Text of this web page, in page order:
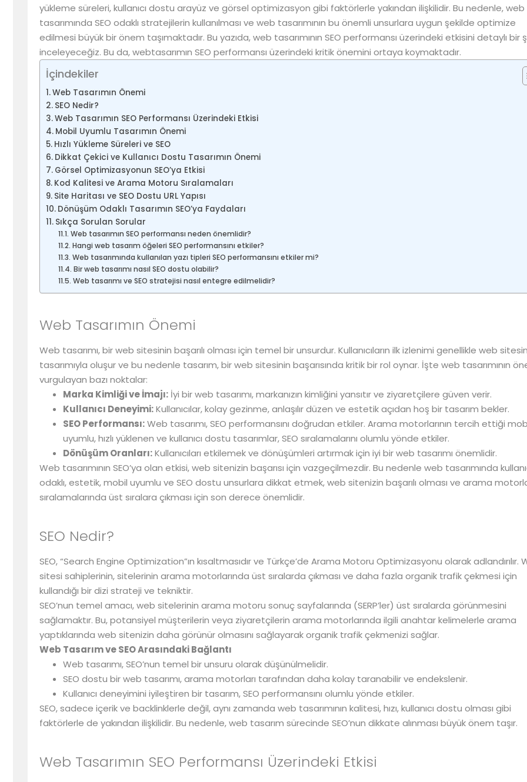
yükleme süreleri, kullanıcı dostu arayüz ve görsel optimizasyon gibi faktörlerle yakından ilişkilidir. Bu nedenle, web
tasarımında SEO odaklı stratejilerin kullanılması ve web tasarımının bu önemli unsurlara uygun şekilde optimize
edilmesi büyük bir önem taşımaktadır. Bu yazıda, web tasarımının SEO performansı üzerindeki etkisini detaylı bir
inceleyeceğiz. Bu da, webtasarımın SEO performansı üzerindeki kritik önemini ortaya koymaktadır.
İçindekiler
Web Tasarımın Önemi
SEO Nedir?
Web Tasarımın SEO Performansı Üzerindeki Etkisi
Mobil Uyumlu Tasarımın Önemi
Hızlı Yükleme Süreleri ve SEO
Dikkat Çekici ve Kullanıcı Dostu Tasarımın Önemi
Görsel Optimizasyonun SEO’ya Etkisi
Kod Kalitesi ve Arama Motoru Sıralamaları
Site Haritası ve SEO Dostu URL Yapısı
Dönüşüm Odaklı Tasarımın SEO’ya Faydaları
Sıkça Sorulan Sorular
Web tasarımın SEO performansı neden önemlidir?
Hangi web tasarım öğeleri SEO performansını etkiler?
Web tasarımında kullanılan yazı tipleri SEO performansını etkiler mi?
Bir web tasarımı nasıl SEO dostu olabilir?
Web tasarımı ve SEO stratejisi nasıl entegre edilmelidir?
Web Tasarımın Önemi
Web tasarımı, bir web sitesinin başarılı olması için temel bir unsurdur. Kullanıcıların ilk izlenimi genellikle web
tasarımıyla oluşur ve bu nedenle tasarım, bir web sitesinin başarısında kritik bir rol oynar. İşte web tasarımının
vurgulayan bazı noktalar:
Marka Kimliği ve İmajı: İyi bir web tasarımı, markanızın kimliğini yansıtır ve ziyaretçilere güven verir.
Kullanıcı Deneyimi:Kullanıcılar, kolay gezinme, anlaşılır düzen ve estetik açıdan hoş bir tasarım bekler.
SEO Performansı:Web tasarımı, SEO performansını doğrudan etkiler. Arama motorlarının tercih ettiği
uyumlu, hızlı yüklenen ve kullanıcı dostu tasarımlar, SEO sıralamalarını olumlu yönde etkiler.
Dönüşüm Oranları:Kullanıcıları etkilemek ve dönüşümleri artırmak için iyi bir web tasarımı önemlidir.
Web tasarımının SEO’ya olan etkisi, web sitenizin başarısı için vazgeçilmezdir. Bu nedenle web tasarımında
odaklı, estetik, mobil uyumlu ve SEO dostu unsurlara dikkat etmek, web sitenizin başarılı olması ve arama
sıralamalarında üst sıralara çıkması için son derece önemlidir.
SEO Nedir?
SEO, “Search Engine Optimization”ın kısaltmasıdır ve Türkçe’de Arama Motoru Optimizasyonu olarak adlandırılır.
sitesi sahiplerinin, sitelerinin arama motorlarında üst sıralarda çıkması ve daha fazla organik trafik çekmesi için
kullandığı bir dizi strateji ve tekniktir.
SEO’nun temel amacı, web sitelerinin arama motoru sonuç sayfalarında (SERP’ler) üst sıralarda görünmesini
sağlamaktır. Bu, potansiyel müşterilerin veya ziyaretçilerin arama motorlarında ilgili anahtar kelimelerle arama
yaptıklarında web sitenizin daha görünür olmasını sağlayarak organik trafik çekmenizi sağlar.
Web Tasarım ve SEO Arasındaki Bağlantı
Web tasarımı, SEO’nun temel bir unsuru olarak düşünülmelidir.
SEO dostu bir web tasarımı, arama motorları tarafından daha kolay taranabilir ve endekslenir.
Kullanıcı deneyimini iyileştiren bir tasarım, SEO performansını olumlu yönde etkiler.
SEO, sadece içerik ve backlinklerle değil, aynı zamanda web tasarımının kalitesi, hızı, kullanıcı dostu olması gibi
faktörlerle de yakından ilişkilidir. Bu nedenle, web tasarım sürecinde SEO’nun dikkate alınması büyük önem taşır.
Web Tasarımın SEO Performansı Üzerindeki Etkisi